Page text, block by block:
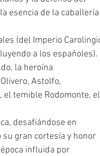
esencia de la caballería
a los españoles).
la heroína
Astolfo,
el temible Rodomonte, el
gran cortesía y honor
influida por